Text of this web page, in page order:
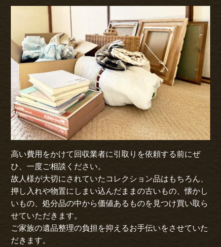
高い費用をかけて回収業者に引取りを依頼する前にぜ
ひ、一度ご相談ください。
故人様が大切にされていたコレクション品はもちろん、
押し入れや物置にしまい込んだままの古いもの、懐かし
いもの、処分品の中から価値あるものを見つけ買い取ら
せていただきます。
ご家族の遺品整理の負担を抑えるお手伝いをさせていた
だきます。